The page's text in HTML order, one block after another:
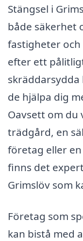
Stängsel i
både säkerhet
fastigheter
efter ett
de hjälpa dig
Oavsett om du
trädgård, en
företag eller
finns det
Grimslöv som
Företag som
kan bistå med